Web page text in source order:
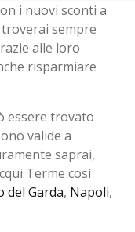
i nuovi sconti a
sempre
alle loro
risparmiare
essere trovato
valide a
saprai,
Terme così
del Garda, Napoli,